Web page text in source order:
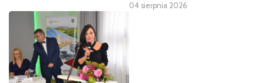
04 sierpnia 2026